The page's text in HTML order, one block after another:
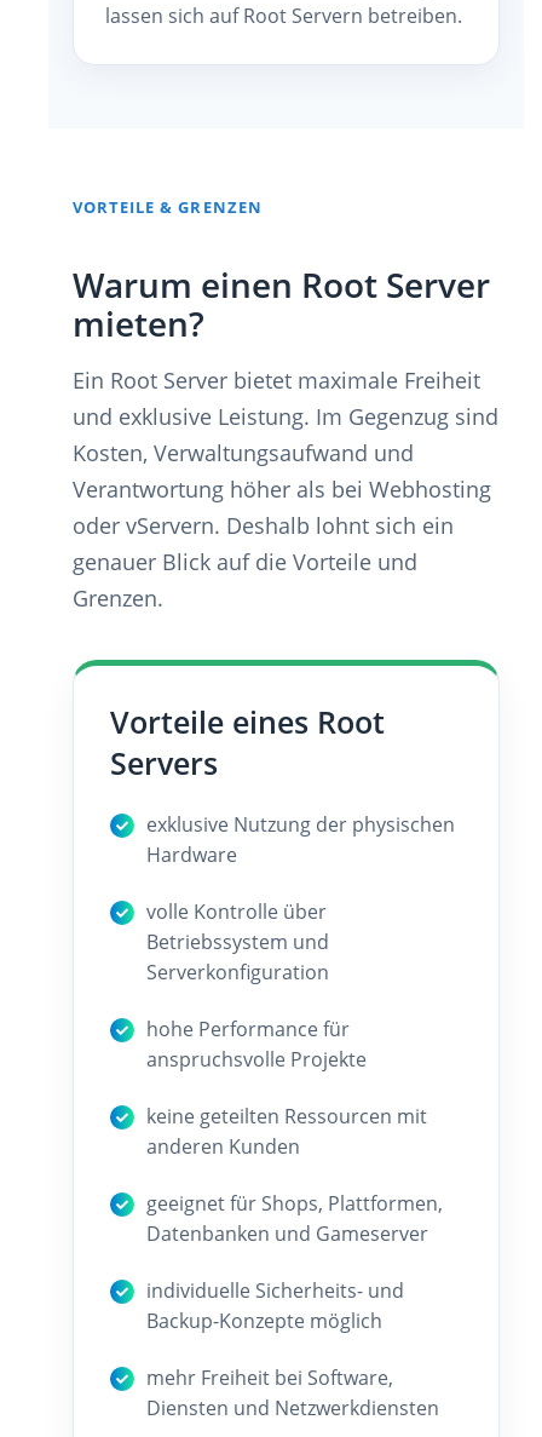
lassen sich auf Root Servern betreiben.
VORTEILE & GRENZEN
Warum einen Root Server
mieten?
Ein Root Server bietet maximale Freiheit
und exklusive Leistung. Im Gegenzug sind
Kosten, Verwaltungsaufwand und
Verantwortung höher als bei Webhosting
oder vServern. Deshalb lohnt sich ein
genauer Blick auf die Vorteile und
Grenzen.
Vorteile eines Root
Servers
exklusive Nutzung der physischen
Hardware
volle Kontrolle über
Betriebssystem und
Serverkonfiguration
hohe Performance für
anspruchsvolle Projekte
keine geteilten Ressourcen mit
anderen Kunden
geeignet für Shops, Plattformen,
Datenbanken und Gameserver
individuelle Sicherheits- und
Backup-Konzepte möglich
mehr Freiheit bei Software,
Diensten und Netzwerkdiensten